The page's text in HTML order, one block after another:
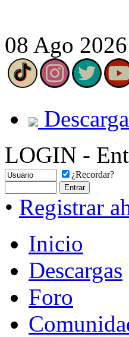
08 Ago
LOGIN -
¿Recordar?
• Registrar
Inicio
Descargas
Foro